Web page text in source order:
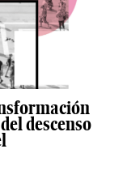
descenso